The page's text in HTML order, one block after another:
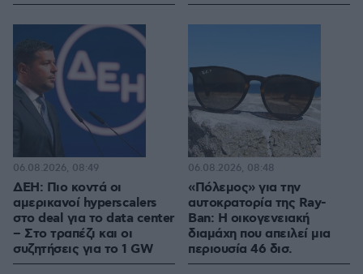
ΔΕΗ: Πιο κοντά οι
αμερικανοί hyperscalers
στο deal για το data center
– Στο τραπέζι και οι
συζητήσεις για το 1 GW
06.08.2026, 08:49
«Πόλεμος» για την
αυτοκρατορία της Ray-
Ban: Η οικογενειακή
διαμάχη που απειλεί μια
περιουσία 46 δισ.
06.08.2026, 08:48